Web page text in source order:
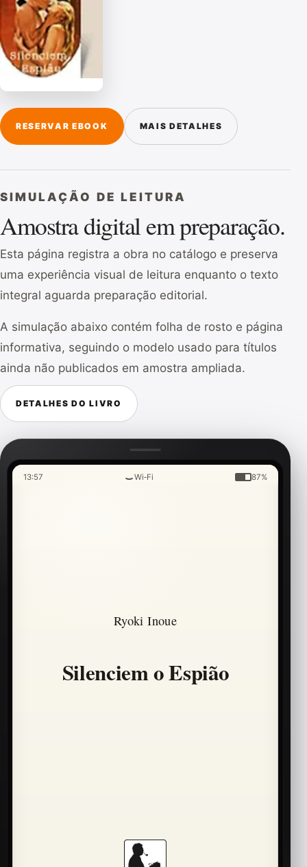
13:57 Wi‑Fi 87%
Ryoki Inoue
Silenciem o Espião
RESERVAR EBOOK MAIS DETALHES
SIMULAÇÃO DE LEITURA
Amostra digital em preparação.
Esta página registra a obra no catálogo e preserva
uma experiência visual de leitura enquanto o texto
integral aguarda preparação editorial.
A simulação abaixo contém folha de rosto e página
informativa, seguindo o modelo usado para títulos
ainda não publicados em amostra ampliada.
DETALHES DO LIVRO